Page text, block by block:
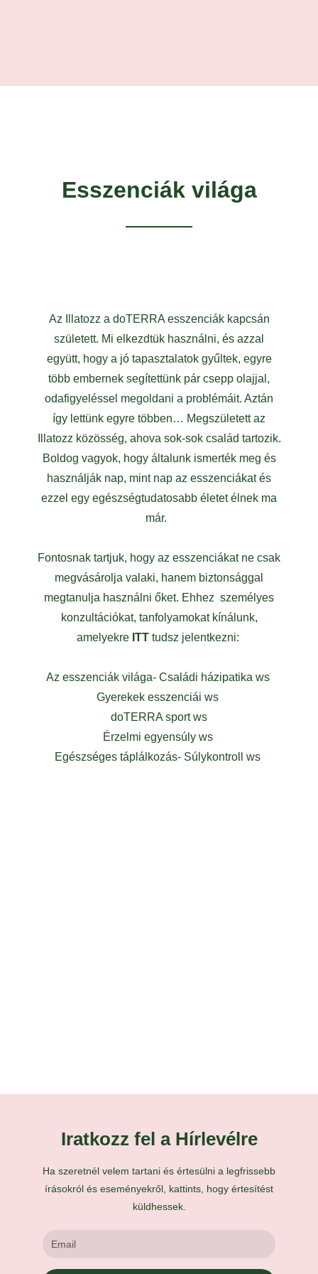
Esszenciák világa
Az Illatozz a doTERRA esszenciák kapcsán
született. Mi elkezdtük használni, és azzal
együtt, hogy a jó tapasztalatok gyűltek, egyre
több embernek segítettünk pár csepp olajjal,
odafigyeléssel megoldani a problémáit. Aztán
így lettünk egyre többen… Megszületett az
Illatozz közösség, ahova sok-sok család tartozik.
Boldog vagyok, hogy általunk ismerték meg és
használják nap, mint nap az esszenciákat és
ezzel egy egészségtudatosabb életet élnek ma
már.
Fontosnak tartjuk, hogy az esszenciákat ne csak
megvásárolja valaki, hanem biztonsággal
megtanulja használni őket. Ehhez személyes
konzultációkat, tanfolyamokat kínálunk,
amelyekre ITTtudsz jelentkezni:
Az esszenciák világa- Családi házipatika ws
Gyerekek esszenciái ws
doTERRA sport ws
Érzelmi egyensúly ws
Egészséges táplálkozás- Súlykontroll ws
Iratkozz fel a Hírlevélre
Ha szeretnél velem tartani és értesülni a legfrissebb
írásokról és eseményekről, kattints, hogy értesítést
küldhessek.